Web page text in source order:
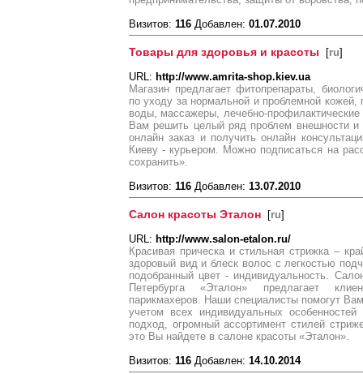
Визитов: 116 Добавлен: 01.07.2010
Товары для здоровья и красоты [ru]
URL: http://www.amrita-shop.kiev.ua
Магазин предлагает фитопрепараты,
по уходу за нормальной и проблемной кожей,
воды, массажеры, лечебно-
Вам решить целый ряд проблем внешности
онлайн заказ и получить онлайн
Киеву - курьером. Можно подписаться на
сохранить».
Визитов: 116 Добавлен: 13.07.2010
Салон красоты Эталон [ru]
URL: http://www.salon-etalon.ru/
Красивая прическа и стильная стрижка –
здоровый вид и блеск волос с легкостью
подобранный цвет - индивидуальность.
Петербурга «Эталон» предлагает
парикмахеров. Наши специалисты помогут
учетом всех индивидуальных
подход, огромный ассортимент стилей
это Вы найдете в салоне красоты «Эталон».
Визитов: 116 Добавлен: 14.10.2014